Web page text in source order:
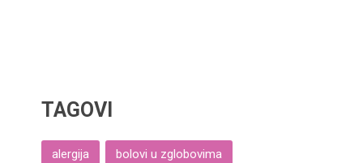
TAGOVI
alergija bolovi u zglobovima